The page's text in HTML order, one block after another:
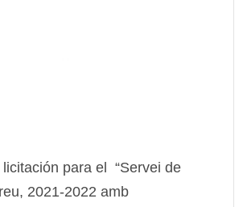
para el “Servei de
2021-2022 amb